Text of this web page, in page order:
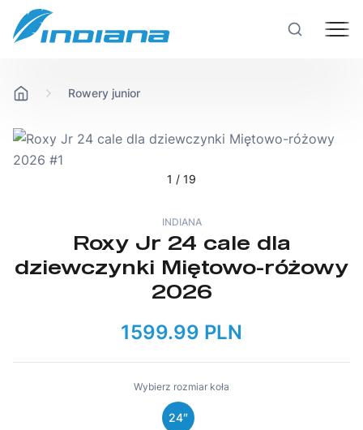
Rowery
Hulajnogi
Produkcja
Testy rowerów
Rowery junior
1 / 19
INDIANA
Roxy Jr 24 cale dla
dziewczynki Miętowo-różowy
2026
1599.99 PLN
Wybierz rozmiar koła
24″